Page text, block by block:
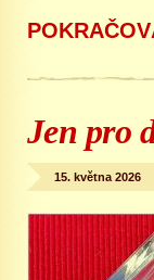
Jen pro
15. května 2026